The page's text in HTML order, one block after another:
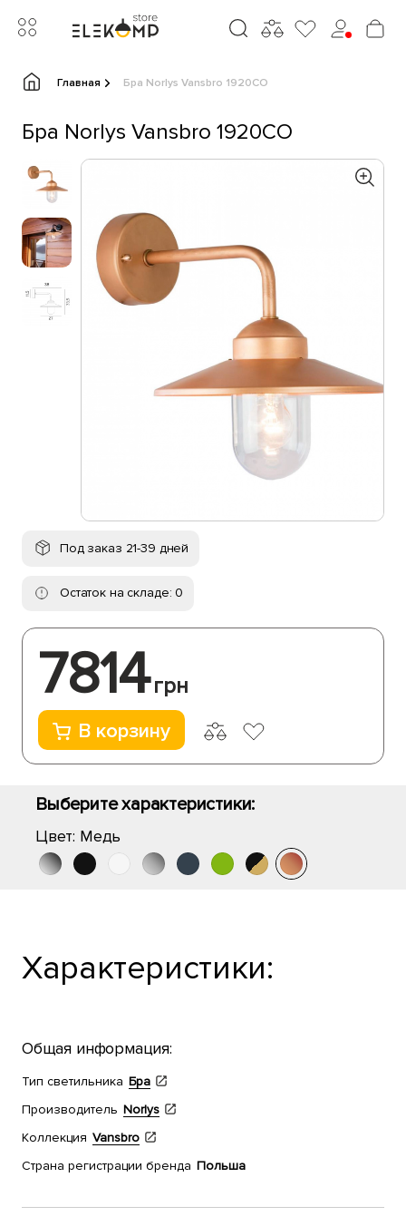
Главная Бра Norlys Vansbro 1920CO
Бра Norlys Vansbro 1920CO
Под заказ 21-39 дней
Остаток на складе: 0
7814грн
В корзину
Выберите характеристики:
Цвет: Медь
Характеристики:
Общая информация:
Тип светильника Бра
Производитель Norlys
Коллекция Vansbro
Страна регистрации бренда Польша